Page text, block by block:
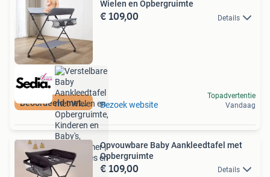
Beoordeeld met 9+
Wielen en Opbergruimte
€ 109,00 Details
Bezoek website
Topadvertentie
Vandaag
Opvouwbare Baby Aankleedtafel met
Opbergruimte
€ 109,00 Details